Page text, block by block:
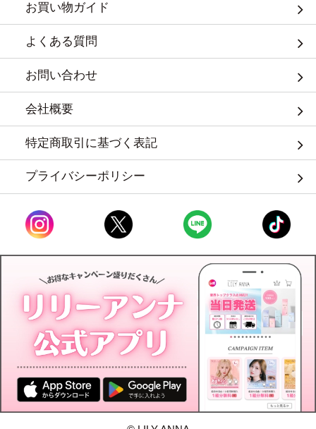
お買い物ガイド
よくある質問
お問い合わせ
会社概要
特定商取引に基づく表記
プライバシーポリシー